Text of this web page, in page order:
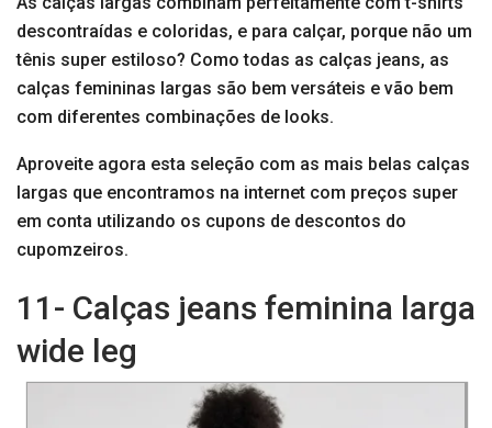
descontraídas e coloridas, e para calçar, porque não um
tênis super estiloso? Como todas as calças jeans, as
calças femininas largas são bem versáteis e vão bem
com diferentes combinações de looks.
Aproveite agora esta seleção com as mais belas calças
largas que encontramos na internet com preços super
em conta utilizando os cupons de descontos do
cupomzeiros.
11- Calças jeans feminina larga
wide leg